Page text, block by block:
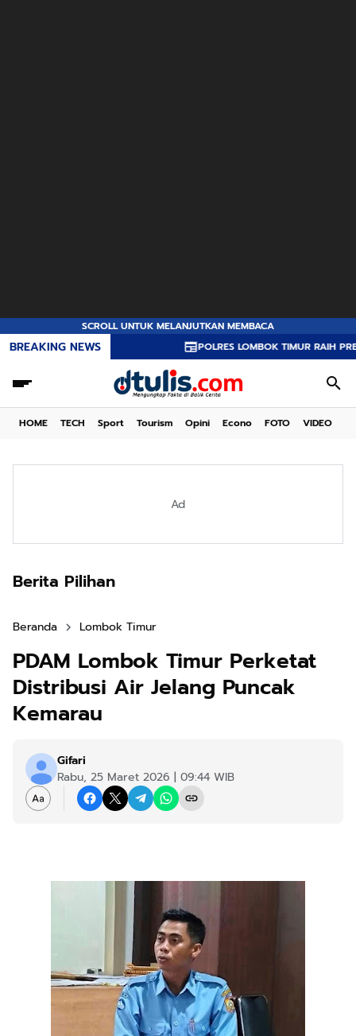
SCROLL UNTUK MELANJUTKAN MEMBACA
BREAKING NEWS POLRES LOMBOK TIMUR RAIH PREDIKAT
HOME TECH Sport Tourism Opini Econo FOTO VIDEO
Ad
Berita Pilihan
Beranda Lombok Timur
PDAM Lombok Timur Perketat
Distribusi Air Jelang Puncak
Kemarau
Gifari
Rabu, 25 Maret 2026 | 09:44 WIB